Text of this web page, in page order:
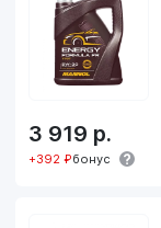
3 919 р.
+392 ₽бонус